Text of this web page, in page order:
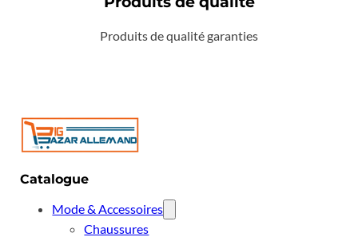
Produits de qualité garanties
Catalogue
Mode & Accessoires
Chaussures